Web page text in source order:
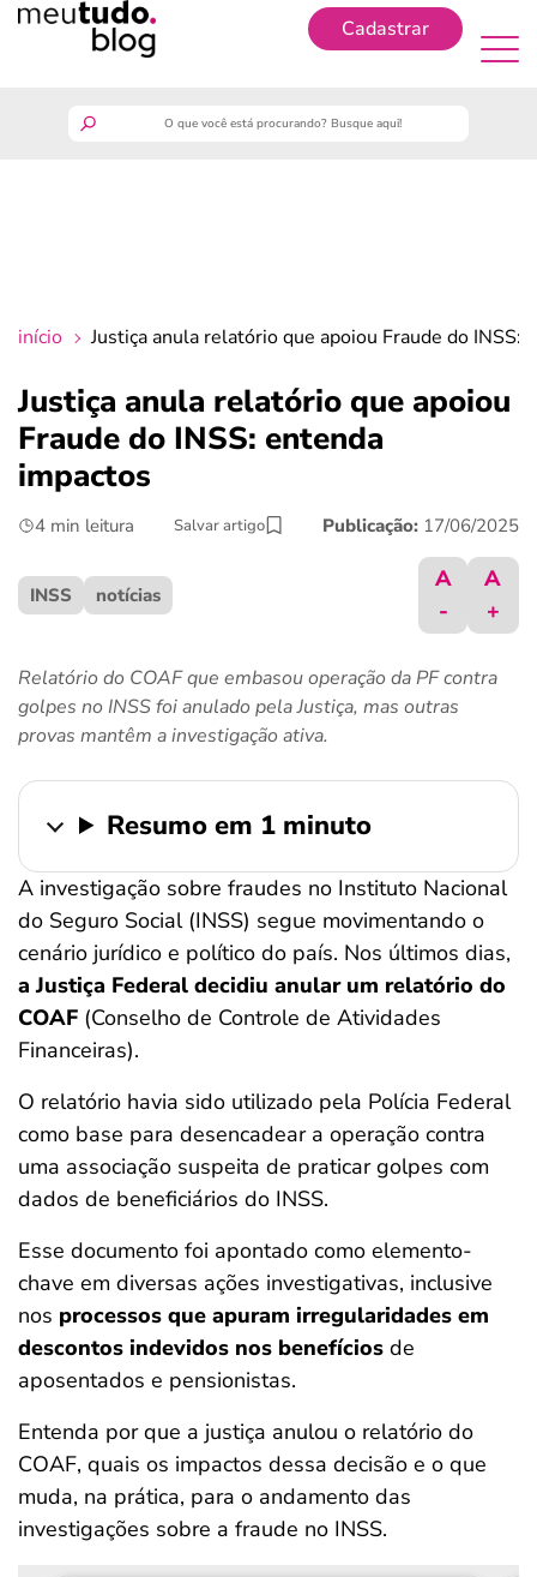
Cadastrar
crédito fácil
últimas notícias
início Justiça anula relatório que apoiou Fraude do INSS:
Justiça anula relatório que apoiou
Fraude do INSS: entenda
impactos
4 min leitura Salvar artigo Publicação: 17/06/2025
INSS notícias
A
-
A
+
Relatório do COAF que embasou operação da PF contra
golpes no INSS foi anulado pela Justiça, mas outras
provas mantêm a investigação ativa.
Resumo em 1 minuto
A investigação sobre fraudes no Instituto Nacional
do Seguro Social (INSS) segue movimentando o
cenário jurídico e político do país. Nos últimos dias,
a Justiça Federal decidiu anular um relatório do
COAF (Conselho de Controle de Atividades
Financeiras).
O relatório havia sido utilizado pela Polícia Federal
como base para desencadear a operação contra
uma associação suspeita de praticar golpes com
dados de beneficiários do INSS.
Esse documento foi apontado como elemento-
chave em diversas ações investigativas, inclusive
nos processos que apuram irregularidades em
descontos indevidos nos benefícios de
aposentados e pensionistas.
Entenda por que a justiça anulou o relatório do
COAF, quais os impactos dessa decisão e o que
muda, na prática, para o andamento das
investigações sobre a fraude no INSS.